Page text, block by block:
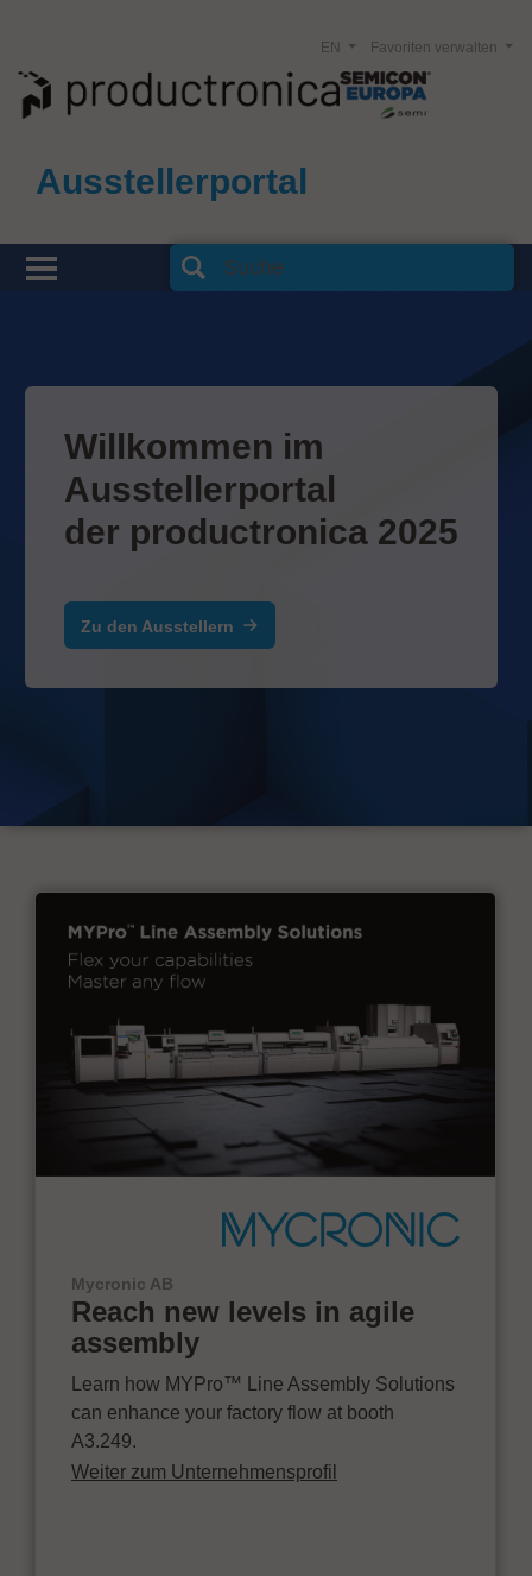
Ausstellerportal
Favoriten verwalten
EN
Willkommen im
Ausstellerportal
der productronica 2025
Zu den Ausstellern
Mycronic AB
Reach new levels in agile
assembly
Learn how MYPro™ Line Assembly Solutions
can enhance your factory flow at booth
A3.249.
Weiter zum Unternehmensprofil